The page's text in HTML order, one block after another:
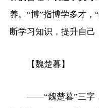
养。“博”指博学多才，
断学习知识，提升自己
【魏楚暮】
——“魏楚暮”三字